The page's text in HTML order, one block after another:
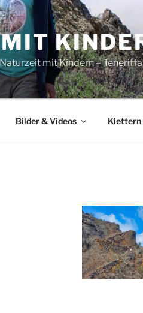
mit Kindern –
Bilder & Videos Klettern